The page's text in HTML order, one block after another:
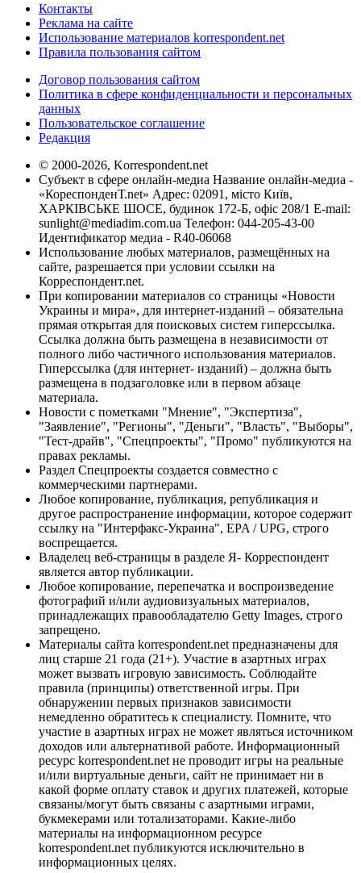
Контакты
Реклама на сайте
Использование материалов korrespondent.net
Правила пользования сайтом
Договор пользования сайтом
Политика в сфере конфиденциальности и персональных
данных
Пользовательское соглашение
Редакция
© 2000-2026, Korrespondent.net
Субъект в сфере онлайн-медиа Название онлайн-медиа -
«КореспонденТ.net» Адрес: 02091, місто Київ,
ХАРКІВСЬКЕ ШОСЕ, будинок 172-Б, офіс 208/1 E-mail:
sunlight@mediadim.com.ua Телефон: 044-205-43-00
Идентификатор медиа - R40-06068
Использование любых материалов, размещённых на
сайте, разрешается при условии ссылки на
Корреспондент.net.
При копировании материалов со страницы «Новости
Украины и мира», для интернет-изданий – обязательна
прямая открытая для поисковых систем гиперссылка.
Ссылка должна быть размещена в независимости от
полного либо частичного использования материалов.
Гиперссылка (для интернет- изданий) – должна быть
размещена в подзаголовке или в первом абзаце
материала.
Новости с пометками "Мнение", "Экспертиза",
"Заявление", "Регионы", "Деньги", "Власть", "Выборы",
"Тест-драйв", "Спецпроекты", "Промо" публикуются на
правах рекламы.
Раздел Спецпроекты создается совместно с
коммерческими партнерами.
Любое копирование, публикация, републикация и
другое распространение информации, которое содержит
ссылку на "Интерфакс-Украина", EPA / UPG, строго
воспрещается.
Владелец веб-страницы в разделе Я- Корреспондент
является автор публикации.
Любое копирование, перепечатка и воспроизведение
фотографий и/или аудиовизуальных материалов,
принадлежащих правообладателю Getty Images, строго
запрещено.
Материалы сайта korrespondent.net предназначены для
лиц старше 21 года (21+). Участие в азартных играх
может вызвать игровую зависимость. Соблюдайте
правила (принципы) ответственной игры. При
обнаружении первых признаков зависимости
немедленно обратитесь к специалисту. Помните, что
участие в азартных играх не может являться источником
доходов или альтернативой работе. Информационный
ресурс korrespondent.net не проводит игры на реальные
и/или виртуальные деньги, сайт не принимает ни в
какой форме оплату ставок и других платежей, которые
связаны/могут быть связаны с азартными играми,
букмекерами или тотализаторами. Какие-либо
материалы на информационном ресурсе
korrespondent.net публикуются исключительно в
информационных целях.